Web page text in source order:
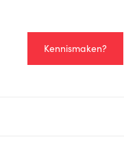
Kennismaken?